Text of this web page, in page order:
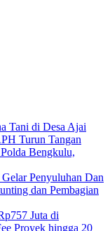
Tani di Desa Ajai
Turun Tangan
Bengkulu,
Penyuluhan Dan
dan Pembagian
Juta di
Proyek hingga 20